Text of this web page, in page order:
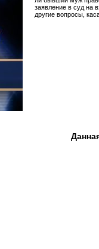
заявление в суд на
другие вопросы,